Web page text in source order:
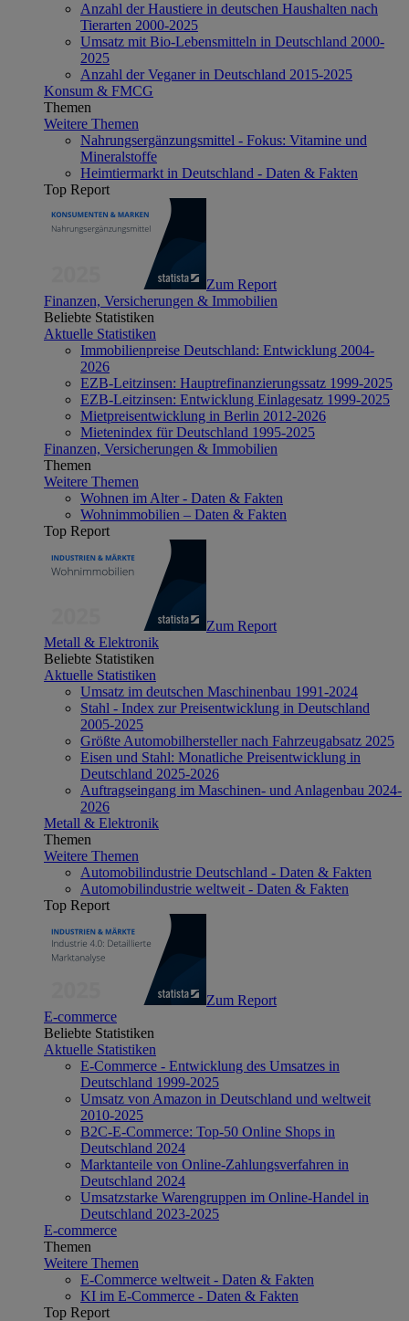
Anzahl der Haustiere in deutschen Haushalten nach
Tierarten 2000-2025
Umsatz mit Bio-Lebensmitteln in Deutschland 2000-
2025
Anzahl der Veganer in Deutschland 2015-2025
Konsum & FMCG
Themen
Weitere Themen
Nahrungsergänzungsmittel - Fokus: Vitamine und
Mineralstoffe
Heimtiermarkt in Deutschland - Daten & Fakten
Top Report
Zum Report
Finanzen, Versicherungen & Immobilien
Beliebte Statistiken
Aktuelle Statistiken
Immobilienpreise Deutschland: Entwicklung 2004-
2026
EZB-Leitzinsen: Hauptrefinanzierungssatz 1999-2025
EZB-Leitzinsen: Entwicklung Einlagesatz 1999-2025
Mietpreisentwicklung in Berlin 2012-2026
Mietenindex für Deutschland 1995-2025
Finanzen, Versicherungen & Immobilien
Themen
Weitere Themen
Wohnen im Alter - Daten & Fakten
Wohnimmobilien – Daten & Fakten
Top Report
Zum Report
Metall & Elektronik
Beliebte Statistiken
Aktuelle Statistiken
Umsatz im deutschen Maschinenbau 1991-2024
Stahl - Index zur Preisentwicklung in Deutschland
2005-2025
Größte Automobilhersteller nach Fahrzeugabsatz 2025
Eisen und Stahl: Monatliche Preisentwicklung in
Deutschland 2025-2026
Auftragseingang im Maschinen- und Anlagenbau 2024-
2026
Metall & Elektronik
Themen
Weitere Themen
Automobilindustrie Deutschland - Daten & Fakten
Automobilindustrie weltweit - Daten & Fakten
Top Report
Zum Report
E-commerce
Beliebte Statistiken
Aktuelle Statistiken
E-Commerce - Entwicklung des Umsatzes in
Deutschland 1999-2025
Umsatz von Amazon in Deutschland und weltweit
2010-2025
B2C-E-Commerce: Top-50 Online Shops in
Deutschland 2024
Marktanteile von Online-Zahlungsverfahren in
Deutschland 2024
Umsatzstarke Warengruppen im Online-Handel in
Deutschland 2023-2025
E-commerce
Themen
Weitere Themen
E-Commerce weltweit - Daten & Fakten
KI im E-Commerce - Daten & Fakten
Top Report